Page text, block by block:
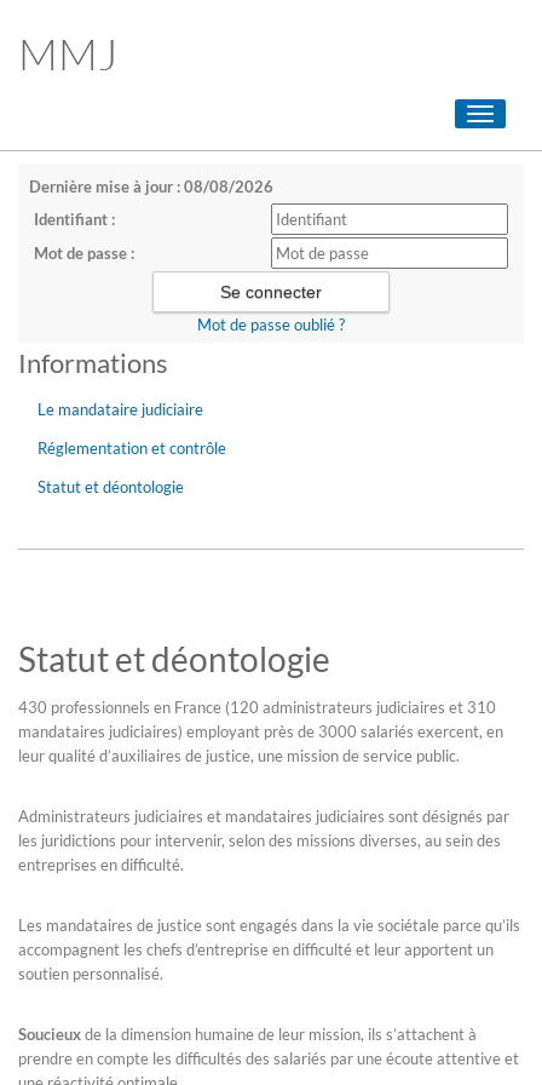
MMJ
Toggle
Dernière mise à jour : 08/08/2026
Identifiant :
Mot de passe :
Mot de passe oublié ?
Informations
Le mandataire judiciaire
Réglementation et contrôle
Statut et déontologie
Statut et déontologie
430 professionnels en France (120 administrateurs judiciaires et 310
mandataires judiciaires) employant près de 3000 salariés exercent, en
leur qualité d’auxiliaires de justice, une mission de service public.
Administrateurs judiciaires et mandataires judiciaires sont désignés par
les juridictions pour intervenir, selon des missions diverses, au sein des
entreprises en difficulté.
Les mandataires de justice sont engagés dans la vie sociétale parce qu’ils
accompagnent les chefs d’entreprise en difficulté et leur apportent un
soutien personnalisé.
Soucieuxde la dimension humaine de leur mission, ils s’attachent à
prendre en compte les difficultés des salariés par une écoute attentive et